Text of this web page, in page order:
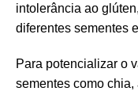
intolerância ao
diferentes sementes
Para potencializar o
sementes como